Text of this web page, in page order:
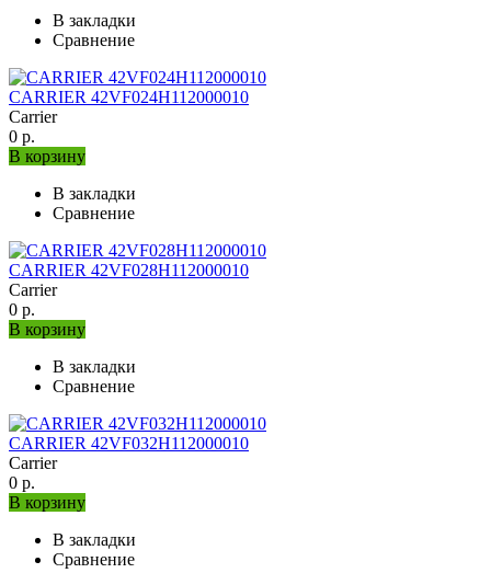
В закладки
Сравнение
CARRIER 42VF024H112000010
Carrier
0 р.
В корзину
В закладки
Сравнение
CARRIER 42VF028H112000010
Carrier
0 р.
В корзину
В закладки
Сравнение
CARRIER 42VF032H112000010
Carrier
0 р.
В корзину
В закладки
Сравнение